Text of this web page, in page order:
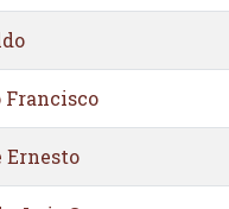
Francisco
Ernesto